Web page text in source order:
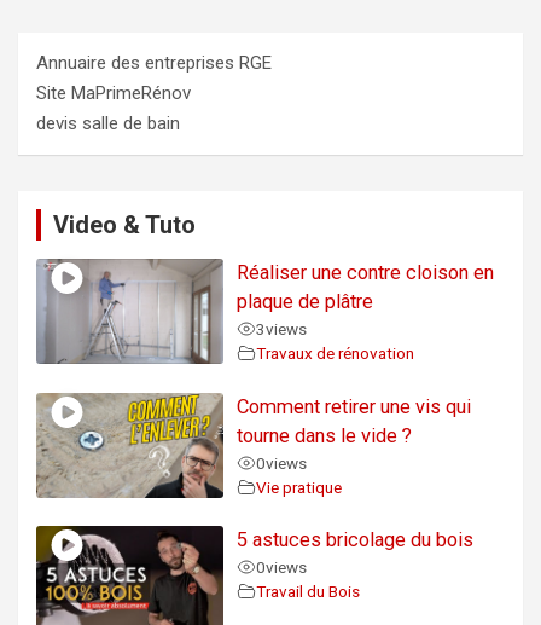
Annuaire des entreprises RGE
Site MaPrimeRénov
devis salle de bain
Video & Tuto
Réaliser une contre cloison en
plaque de plâtre
3views
Travaux de rénovation
Comment retirer une vis qui
tourne dans le vide ?
0views
Vie pratique
5 astuces bricolage du bois
0views
Travail du Bois